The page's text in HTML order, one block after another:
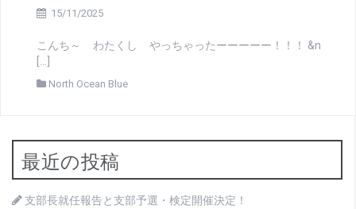
15/11/2025
こんち～ わたくし やっちゃったーーーーー！！！ &n
North Ocean Blue
最近の投稿
支部長就任報告と支部予選・検定開催決定！